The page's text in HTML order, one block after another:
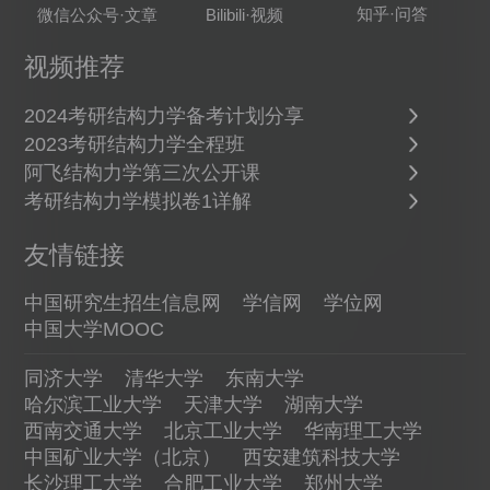
微信公众号·文章 Bilibili·视频 知乎·问答
视频推荐
2024考研结构力学备考计划分享
2023考研结构力学全程班
阿飞结构力学第三次公开课
考研结构力学模拟卷1详解
友情链接
中国研究生招生信息网 学信网
学位网
中国大学MOOC
同济大学 清华大学
东南大学
哈尔滨工业大学
天津大学
湖南大学
西南交通大学
北京工业大学
华南理工大学
中国矿业大学（北京）
西安建筑科技大学
长沙理工大学
合肥工业大学 郑州大学